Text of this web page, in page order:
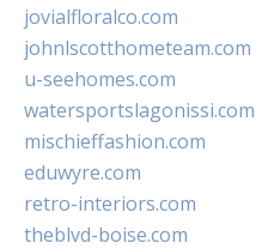
jovialfloralco.com
johnlscotthometeam.com
u-seehomes.com
watersportslagonissi.com
mischieffashion.com
eduwyre.com
retro-interiors.com
theblvd-boise.com